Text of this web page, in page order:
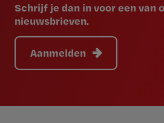
Schrijf je dan in voor een van
nieuwsbrieven.
Aanmelden